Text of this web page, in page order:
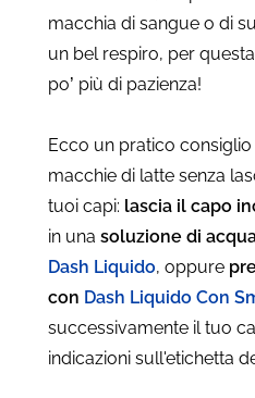
macchia di sangue o di
un bel respiro, per
po’ più di pazienza!
Ecco un pratico
macchie di latte senza
tuoi capi: lascia il capo
in una soluzione di
Dash Liquido, oppure
con Dash Liquido Con
successivamente il tuo
indicazioni sull'etichetta